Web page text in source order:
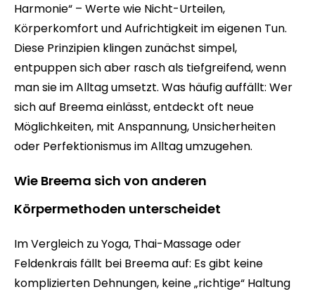
Harmonie“ – Werte wie Nicht-Urteilen,
Körperkomfort und Aufrichtigkeit im eigenen Tun.
Diese Prinzipien klingen zunächst simpel,
entpuppen sich aber rasch als tiefgreifend, wenn
man sie im Alltag umsetzt. Was häufig auffällt: Wer
sich auf Breema einlässt, entdeckt oft neue
Möglichkeiten, mit Anspannung, Unsicherheiten
oder Perfektionismus im Alltag umzugehen.
Wie Breema sich von anderen
Körpermethoden unterscheidet
Im Vergleich zu Yoga, Thai-Massage oder
Feldenkrais fällt bei Breema auf: Es gibt keine
komplizierten Dehnungen, keine „richtige“ Haltung